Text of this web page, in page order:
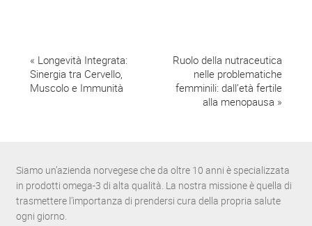
o
N
« Longevità Integrata:
Sinergia tra Cervello,
Muscolo e Immunità
Ruolo della nutraceutica
nelle problematiche
femminili: dall’età fertile
alla menopausa »
Siamo un’azienda norvegese che da oltre 10 anni è specializzata
in prodotti omega-3 di alta qualità. La nostra missione è quella di
trasmettere l’importanza di prendersi cura della propria salute
ogni giorno.